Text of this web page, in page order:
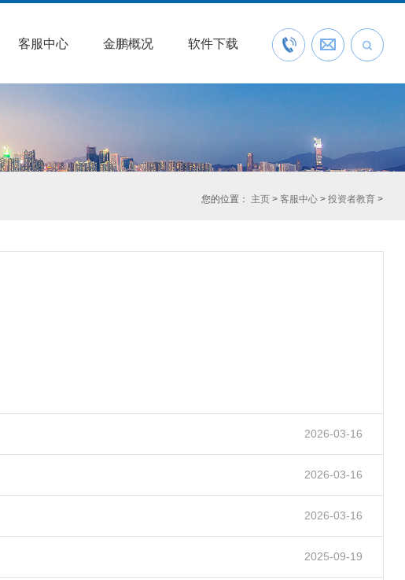
联系我们预约开户
客服中心 金鹏概况 软件下载
您的位置： 主页 >客服中心 >投资者教育 >
2026-03-16
2026-03-16
2026-03-16
2025-09-19